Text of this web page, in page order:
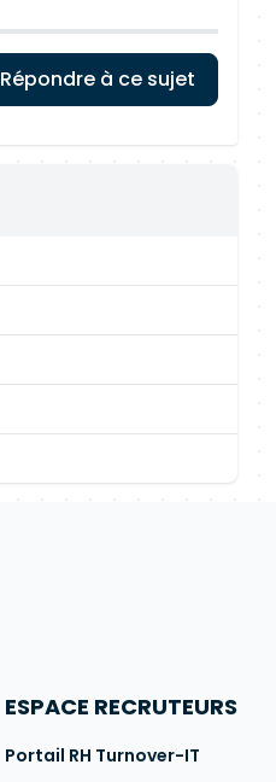
Répondre à ce sujet
ESPACE RECRUTEURS
Portail RH Turnover-IT